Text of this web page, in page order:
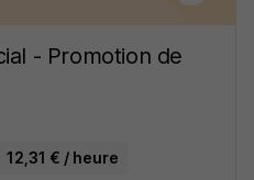
- Promotion de
12,31 € / heure